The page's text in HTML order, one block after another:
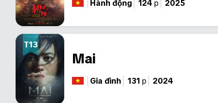
Hành động 124 p 2025
T13
Mai
Gia đình 131 p 2024